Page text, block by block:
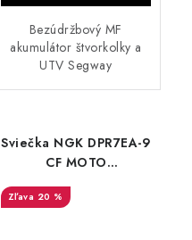
Bezúdržbový MF
akumulátor štvorkolky a
UTV Segway
Sviečka NGK DPR7EA-9
CF MOTO
510/X5/X6/Z6
20 %